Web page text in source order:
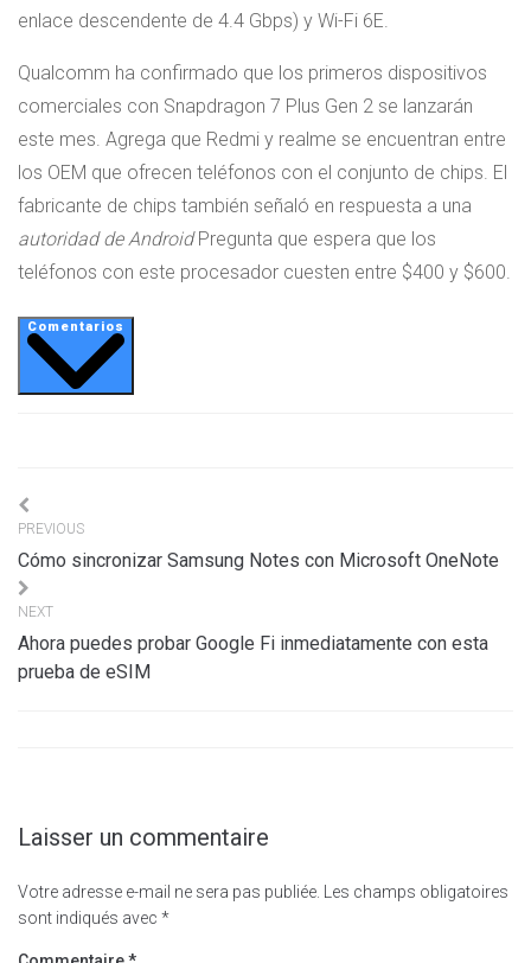
enlace descendente de 4.4 Gbps) y Wi-Fi 6E.
Qualcomm ha confirmado que los primeros dispositivos
comerciales con Snapdragon 7 Plus Gen 2 se lanzarán
este mes. Agrega que Redmi y realme se encuentran entre
los OEM que ofrecen teléfonos con el conjunto de chips. El
fabricante de chips también señaló en respuesta a una
autoridad de AndroidPregunta que espera que los
teléfonos con este procesador cuesten entre $400 y $600.
Comentarios
Navigation
de
l’article
PREVIOUS
Cómo sincronizar Samsung Notes con Microsoft OneNote
NEXT
Ahora puedes probar Google Fi inmediatamente con esta
prueba de eSIM
Laisser un commentaire
Votre adresse e-mail ne sera pas publiée.
Les champs obligatoires
sont indiqués avec *